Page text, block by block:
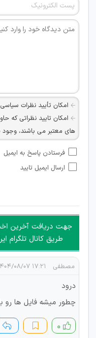
امکان تأیید نظرات
امکان تایید نظراتی که
های معتبر می باشند، وجود
شبکه های مجازی ارتباطی می
امکان تأیید نظرات
هرگونه تحریک، تحقیر و
غیر مجاز می باشد.
امکان هماهنگی برای
جمعی و چه فردی توسط
فرستادن پاسخ به ایمیل
ارسال ایمیل تایید
جهت دریافت آخرین
طریق کانال تلگرام
مصطفی ۱۷:۲۱ ۱۴۰۴/۰۸/۰۷
درود
چطور میشه فایل ها رو
۰